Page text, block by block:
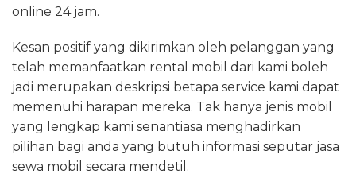
online 24 jam.
Kesan positif yang dikirimkan oleh pelanggan yang
telah memanfaatkan rental mobil dari kami boleh
jadi merupakan deskripsi betapa service kami dapat
memenuhi harapan mereka. Tak hanya jenis mobil
yang lengkap kami senantiasa menghadirkan
pilihan bagi anda yang butuh informasi seputar jasa
sewa mobil secara mendetil.